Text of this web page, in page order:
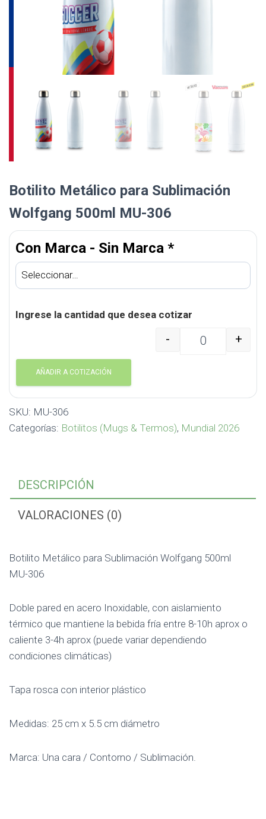
Botilito Metálico para Sublimación
Wolfgang 500ml MU-306
Con Marca - Sin Marca *
Ingrese la cantidad que desea cotizar
Botilito Metálico para
- +
AÑADIR A COTIZACIÓN
SKU: MU-306
Categorías: Botilitos (Mugs & Termos), Mundial 2026
DESCRIPCIÓN
VALORACIONES (0)
Botilito Metálico para Sublimación Wolfgang 500ml
MU-306
Doble pared en acero Inoxidable, con aislamiento
térmico que mantiene la bebida fría entre 8-10h aprox o
caliente 3-4h aprox (puede variar dependiendo
condiciones climáticas)
Tapa rosca con interior plástico
Medidas: 25 cm x 5.5 cm diámetro
Marca: Una cara / Contorno / Sublimación.